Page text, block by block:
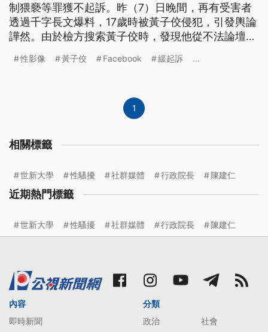
制猥褻等罪獲不起訴。昨（7）日晚間，再有受害者
透過千字長文爆料，17歲時被黃子佼侵犯，引發輿論
譁然。由於檢方搜索黃子佼時，發現他從不法論壇購
批評處分太輕，藍綠立委也因此研議修法，希望加重
性影像 黃子佼 Facebook 緩起訴 ...
1
相關標籤
世新大學 性騷擾 社群媒體 行政院長 陳建仁
近期熱門標籤
世新大學 性騷擾 社群媒體 行政院長 陳建仁
內容
即時新聞
分類
政治
社會